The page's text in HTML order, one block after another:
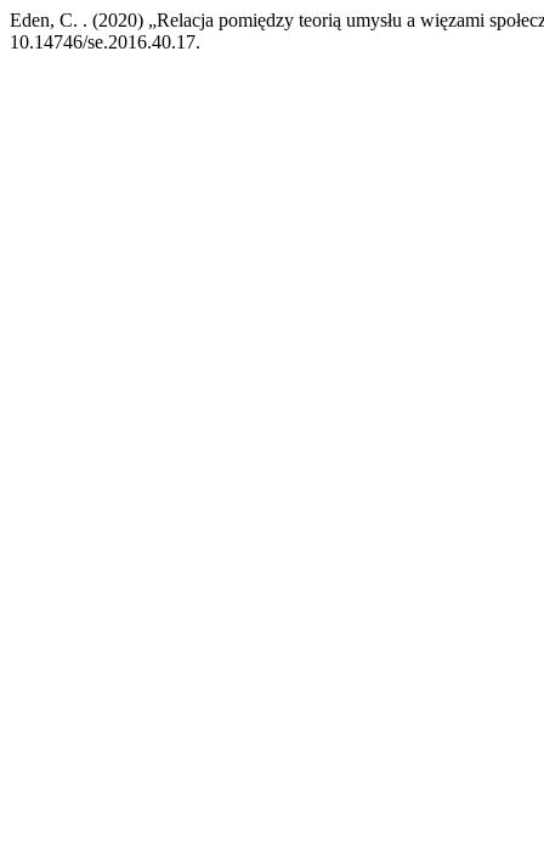
Eden, C. . (2020) „Relacja pomiędzy teorią umysłu a więzami
10.14746/se.2016.40.17.